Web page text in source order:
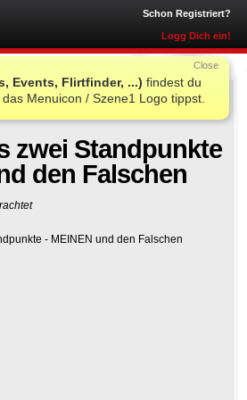
Schon Registriert?
Logg Dich ein!
Events, Flirtfinder, ...) findest du
Menuicon / Szene1 Logo tippst.
Close
Gruppe beitreten
teilen
zwei Standpunkte
den Falschen
- MEINEN und den Falschen